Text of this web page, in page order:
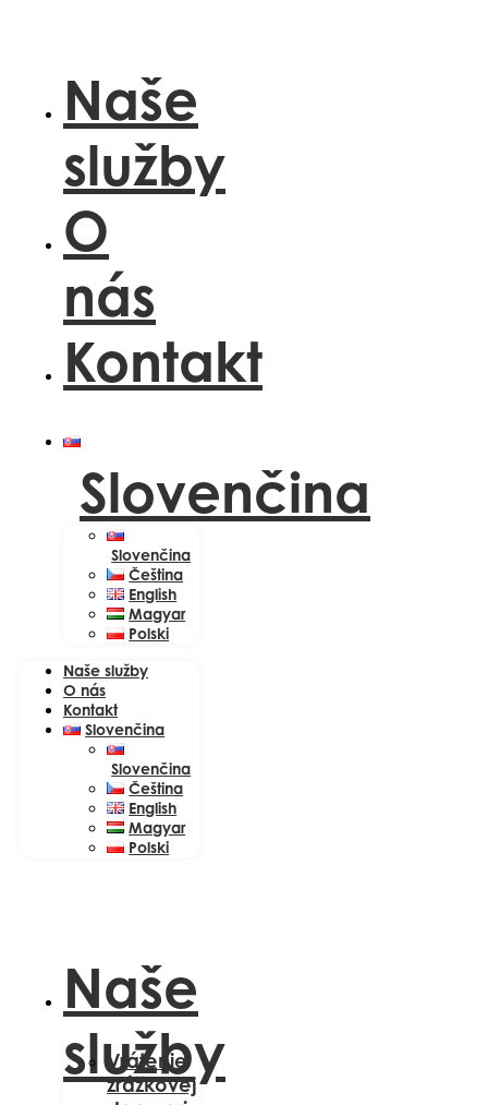
Naše
služby
O
nás
Kontakt
Slovenčina
Slovenčina
Čeština
English
Magyar
Polski
Naše služby
O nás
Kontakt
Slovenčina
Slovenčina
Čeština
English
Magyar
Polski
Naše
služby
Vrátenie
zrážkovej